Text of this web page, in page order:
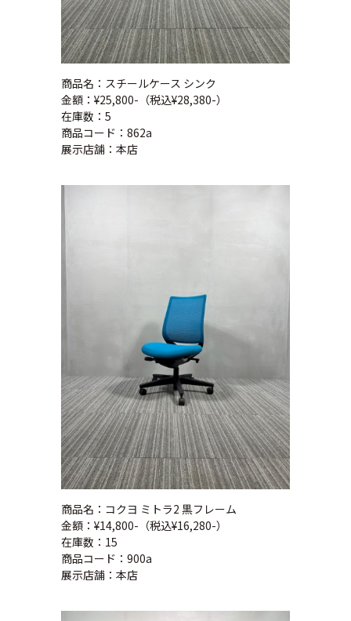
商品名：スチールケース シンク
金額：¥25,800-（税込¥28,380-）
在庫数：5
商品コード：862a
展示店舗：本店
商品名：コクヨ ミトラ2 黒フレーム
金額：¥14,800-（税込¥16,280-）
在庫数：15
商品コード：900a
展示店舗：本店